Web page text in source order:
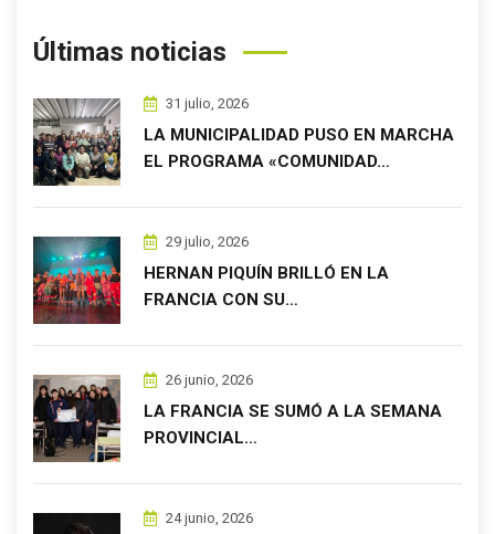
Últimas noticias
31 julio, 2026
LA MUNICIPALIDAD PUSO EN MARCHA
EL PROGRAMA «COMUNIDAD…
29 julio, 2026
HERNAN PIQUÍN BRILLÓ EN LA
FRANCIA CON SU…
26 junio, 2026
LA FRANCIA SE SUMÓ A LA SEMANA
PROVINCIAL…
24 junio, 2026